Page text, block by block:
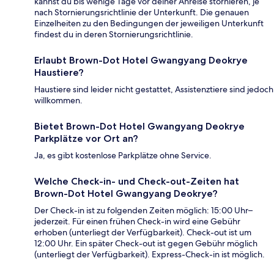
nach Stornierungsrichtlinie der Unterkunft. Die genauen
Einzelheiten zu den Bedingungen der jeweiligen Unterkunft
findest du in deren Stornierungsrichtlinie.
Erlaubt Brown-Dot Hotel Gwangyang Deokrye
Haustiere?
Haustiere sind leider nicht gestattet, Assistenztiere sind jedoch
willkommen.
Bietet Brown-Dot Hotel Gwangyang Deokrye
Parkplätze vor Ort an?
Ja, es gibt kostenlose Parkplätze ohne Service.
Welche Check-in- und Check-out-Zeiten hat
Brown-Dot Hotel Gwangyang Deokrye?
Der Check-in ist zu folgenden Zeiten möglich: 15:00 Uhr–
jederzeit. Für einen frühen Check-in wird eine Gebühr
erhoben (unterliegt der Verfügbarkeit). Check-out ist um
12:00 Uhr. Ein später Check-out ist gegen Gebühr möglich
(unterliegt der Verfügbarkeit). Express-Check-in ist möglich.